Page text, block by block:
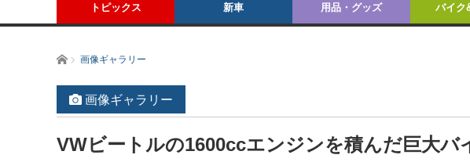
トピックス 新車 用品・グッズ バイク
ホーム画像ギャラリー
画像ギャラリー
VWビートルの1600ccエンジンを積んだ巨大バ